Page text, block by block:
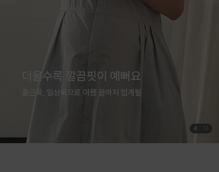
여름은 귀엽게 입는 계절
체형커버까지 완벽한 점프수트
5